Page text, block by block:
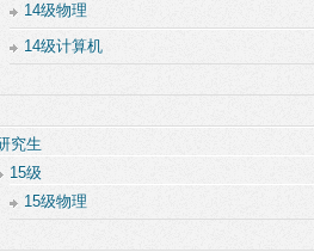
14级物理
14级计算机
究生
15级
15级物理